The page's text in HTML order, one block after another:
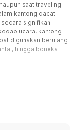
saat traveling.
kantong dapat
signifikan.
udara, kantong
digunakan berulang
hingga boneka
kantong.